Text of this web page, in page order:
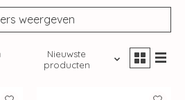
weergeven
Nieuwste
producten